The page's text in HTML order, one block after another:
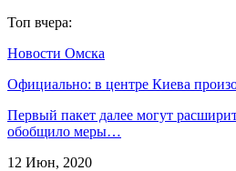
Топ вчера:
Новости Омска
Официально: в центре Киева
Первый пакет далее могут
обобщило меры…
12 Июн, 2020